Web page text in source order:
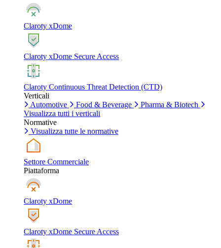
Claroty xDome
Claroty xDome Secure Access
Claroty Continuous Threat Detection (CTD)
Verticali
Automotive
Food & Beverage
Pharma & Biotech
Visualizza tutti i verticali
Normative
Visualizza tutte le normative
Settore Commerciale
Piattaforma
Claroty xDome
Claroty xDome Secure Access